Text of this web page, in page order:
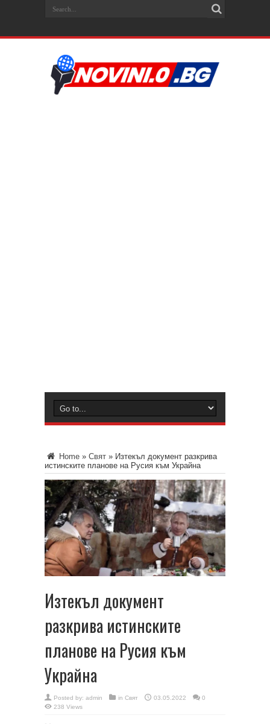
Home » Свят » Изтекъл документ разкрива
истинските планове на Русия към Украйна
Изтекъл документ
разкрива истинските
планове на Русия към
Украйна
Posted by: admin in Свят 03.05.2022
0
238 Views